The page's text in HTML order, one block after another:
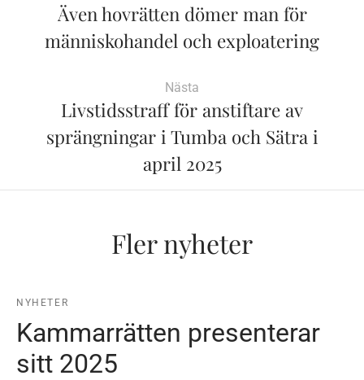
Även hovrätten dömer man för
människohandel och exploatering
Nästa
Livstidsstraff för anstiftare av
sprängningar i Tumba och Sätra i
april 2025
Fler nyheter
NYHETER
Kammarrätten presenterar
sitt 2025